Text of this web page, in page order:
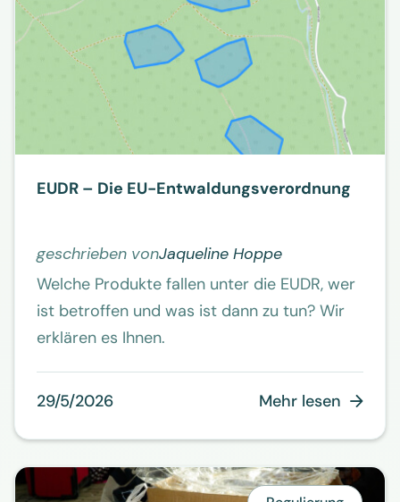
EUDR – Die EU-Entwaldungsverordnung
geschrieben vonJaqueline Hoppe
Welche Produkte fallen unter die EUDR, wer
ist betroffen und was ist dann zu tun? Wir
erklären es Ihnen.
29/5/2026 Mehr lesen 